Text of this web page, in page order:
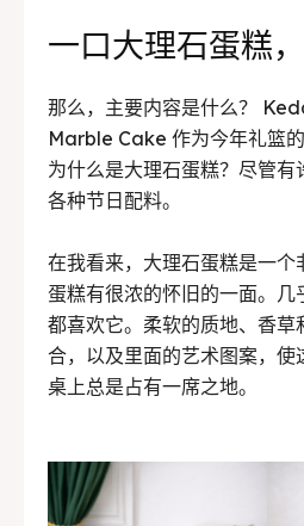
一口大理石蛋糕
那么，主要内容是什么？
Marble Cake 作为今年礼篮的
为什么是大理石蛋糕？尽管有
各种节日配料。
在我看来，大理石蛋糕是一个
蛋糕有很浓的怀旧的一面。几
都喜欢它。柔软的质地、香草
合，以及里面的艺术图案，使
桌上总是占有一席之地。